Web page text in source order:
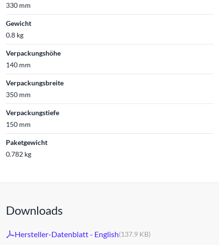
330 mm
Gewicht
0.8 kg
Verpackungshöhe
140 mm
Verpackungsbreite
350 mm
Verpackungstiefe
150 mm
Paketgewicht
0.782 kg
Downloads
Hersteller-Datenblatt - English(137.9 KB)